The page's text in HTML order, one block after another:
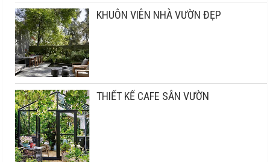
KHUÔN VIÊN NHÀ VƯỜN ĐẸP
THIẾT KẾ CAFE SÂN VƯỜN